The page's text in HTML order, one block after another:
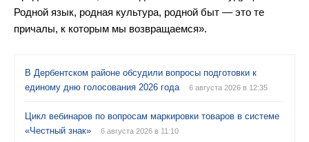
Родной язык, родная культура, родной быт — это те
причалы, к которым мы возвращаемся».
В Дербентском районе обсудили вопросы подготовки к
единому дню голосования 2026 года
6 августа 2026 в 12:35
Цикл вебинаров по вопросам маркировки товаров в системе
«Честный знак»
6 августа 2026 в 11:10